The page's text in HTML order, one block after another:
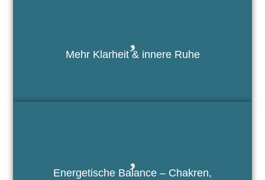
Mehr Klarheit & innere Ruhe
Energetische Balance – Chakren,